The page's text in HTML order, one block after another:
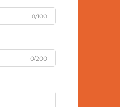
0/100
0/200